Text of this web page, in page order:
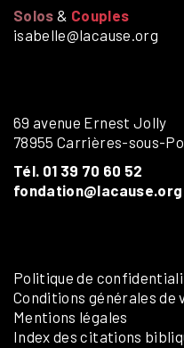
Solos & Couples
isabelle@lacause.org
69 avenue Ernest Jolly
78955 Carrières-sous-
Tél. 01 39 70 60 52
fondation@lacause.org
Politique de
Conditions générales de
Mentions légales
Index des citations